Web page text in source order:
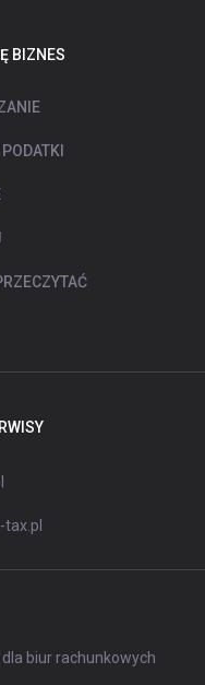
BIZNES
tax.pl
biur rachunkowych